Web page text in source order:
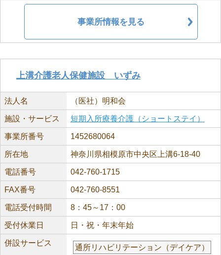
事業所情報を見る
上溝介護老人保健施設 いずみ
法人名 （医社）明和会
施設・サービス 短期入所療養介護（ショートステイ）
事業所番号 1452680064
所在地 神奈川県相模原市中央区上溝6-18-40
電話番号 042-760-1715
FAX番号 042-760-8551
電話受付時間 8：45～17：00
受付休業日 日・祝・年末年始
併設サービス
通所リハビリテーション（デイケア）